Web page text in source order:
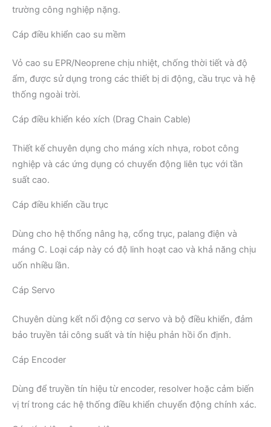
trường công nghiệp nặng.
Cáp điều khiển cao su mềm
Vỏ cao su EPR/Neoprene chịu nhiệt, chống thời tiết và độ
ẩm, được sử dụng trong các thiết bị di động, cầu trục và hệ
thống ngoài trời.
Cáp điều khiển kéo xích (Drag Chain Cable)
Thiết kế chuyên dụng cho máng xích nhựa, robot công
nghiệp và các ứng dụng có chuyển động liên tục với tần
suất cao.
Cáp điều khiển cầu trục
Dùng cho hệ thống nâng hạ, cổng trục, palang điện và
máng C. Loại cáp này có độ linh hoạt cao và khả năng chịu
uốn nhiều lần.
Cáp Servo
Chuyên dùng kết nối động cơ servo và bộ điều khiển, đảm
bảo truyền tải công suất và tín hiệu phản hồi ổn định.
Cáp Encoder
Dùng để truyền tín hiệu từ encoder, resolver hoặc cảm biến
vị trí trong các hệ thống điều khiển chuyển động chính xác.